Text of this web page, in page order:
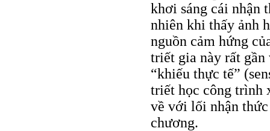
khơi sáng cái nhận
nhiên khi thấy ảnh
nguồn cảm hứng
triết gia này rất
“khiếu thực tế”
triết học công trình
về với lối nhận
chương.